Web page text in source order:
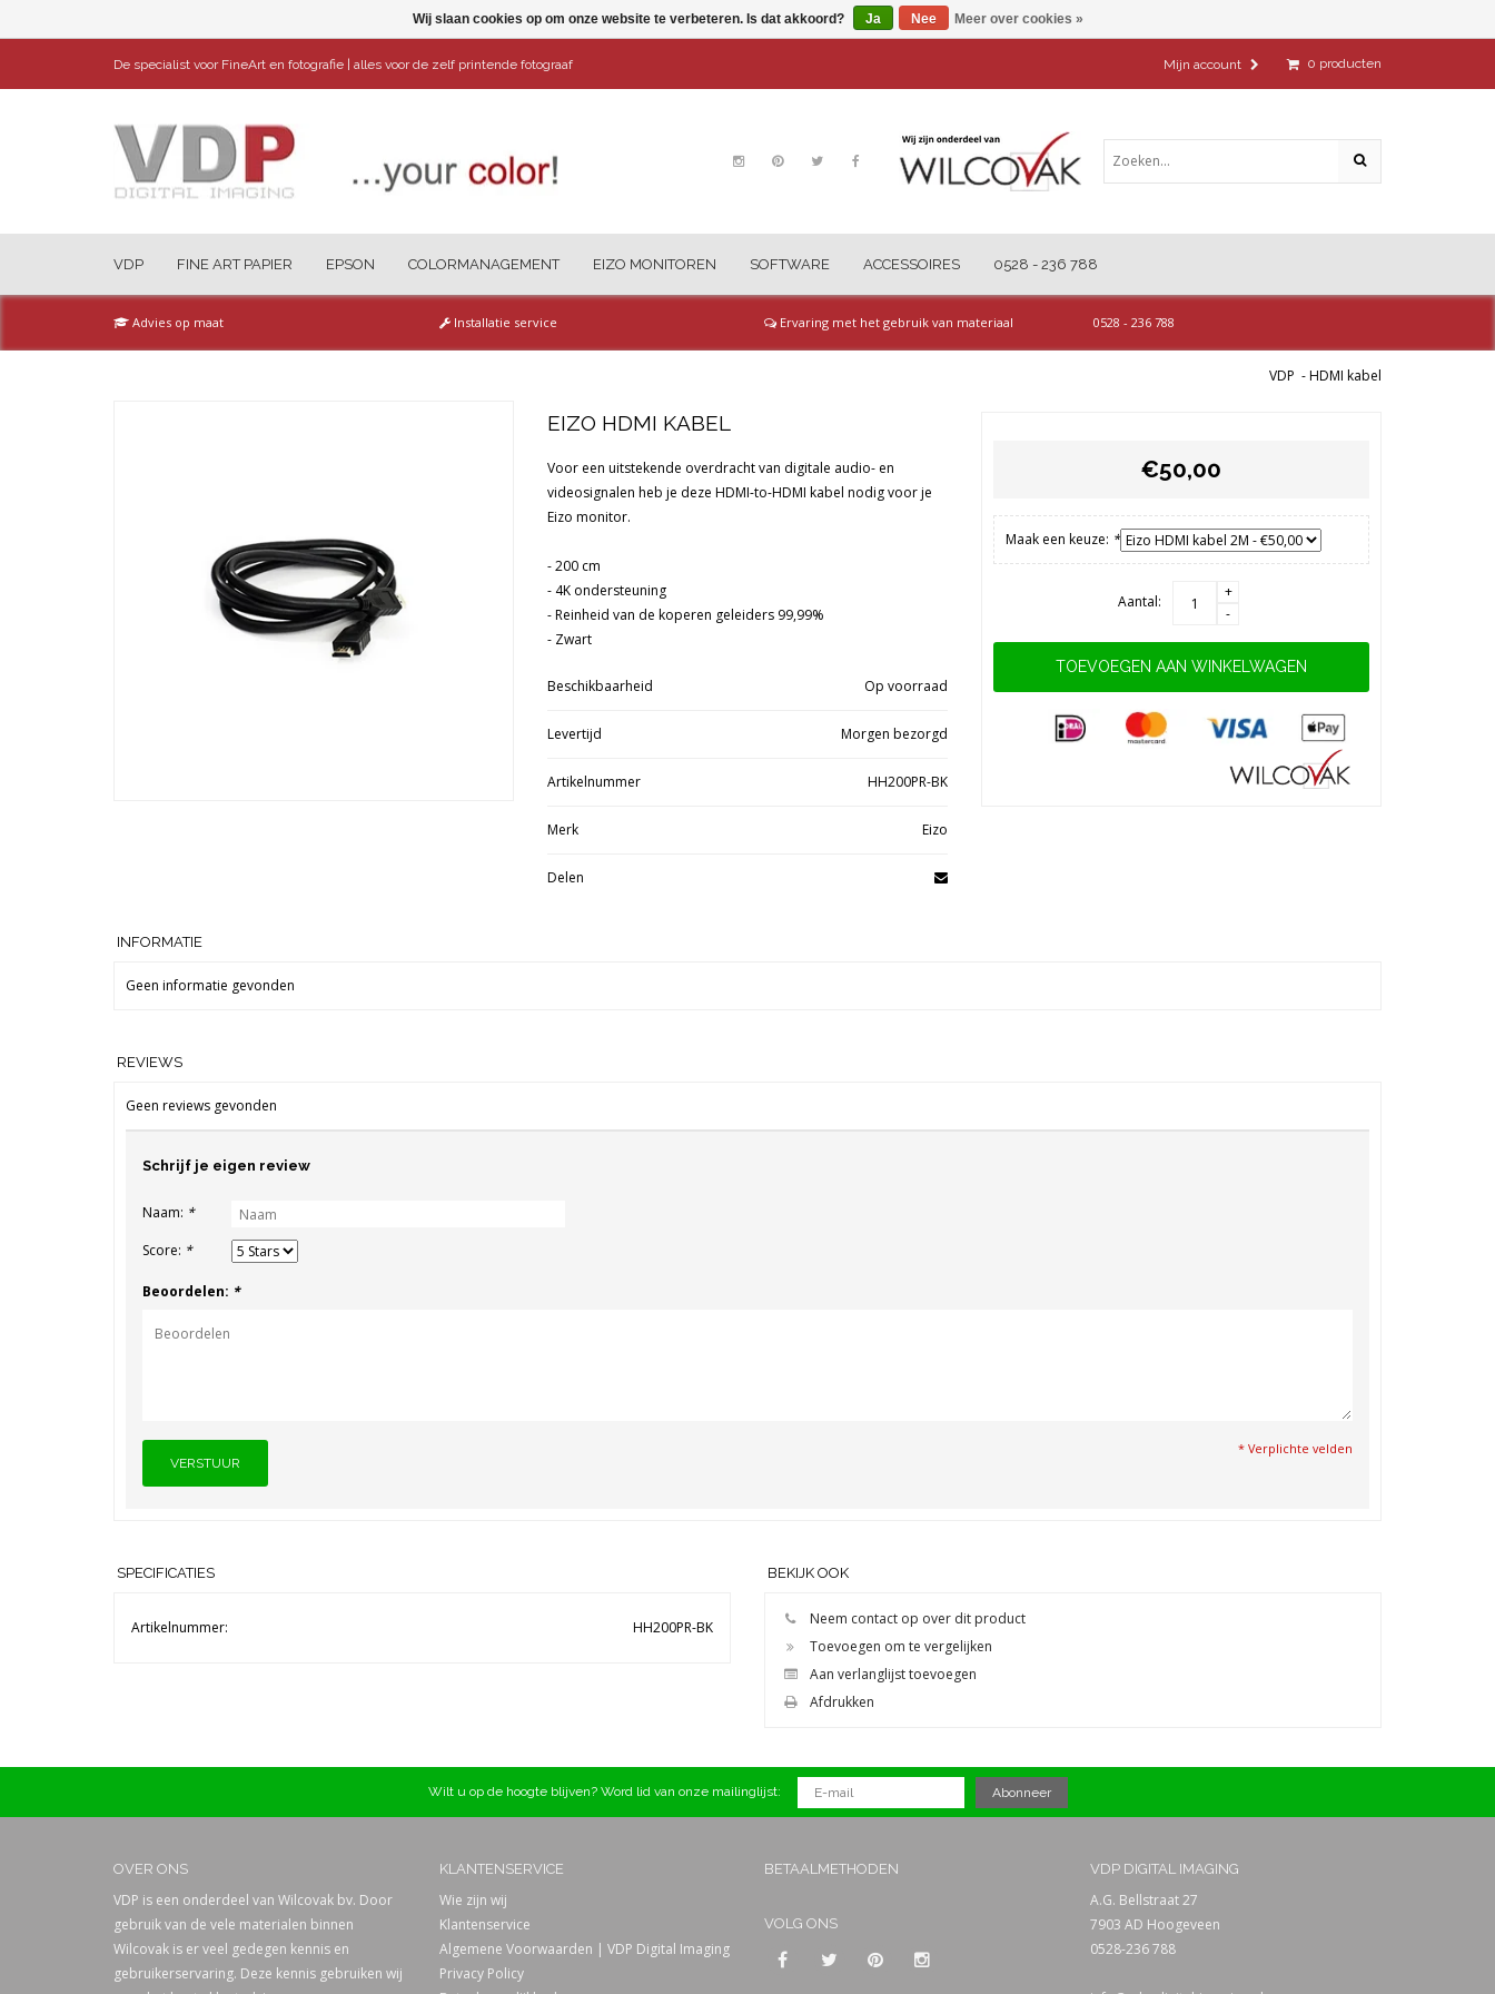
De specialist voor FineArt en fotografie | alles voor de zelf printende fotograaf 0 producten
Mijn account
VDP FINE ART PAPIER EPSON COLORMANAGEMENT EIZO MONITOREN SOFTWARE ACCESSOIRES 0528 - 236 788
Advies op maat Installatie service Ervaring met het gebruik van materiaal 0528 - 236 788
VDP -HDMI kabel
€50,00
Maak een keuze: *
Aantal:
+
-
TOEVOEGEN AAN WINKELWAGEN
EIZO HDMI KABEL
Voor een uitstekende overdracht van digitale audio- en
videosignalen heb je deze HDMI-to-HDMI kabel nodig voor je
Eizo monitor.
- 200 cm
- 4K ondersteuning
- Reinheid van de koperen geleiders 99,99%
- Zwart
Beschikbaarheid Op voorraad
Levertijd Morgen bezorgd
Artikelnummer HH200PR-BK
Merk Eizo
Delen
INFORMATIE
Geen informatie gevonden
REVIEWS
Geen reviews gevonden
Schrijf je eigen review
Naam: *
Score: *
Beoordelen: *
* Verplichte velden
VERSTUUR
SPECIFICATIES
Artikelnummer: HH200PR-BK
BEKIJK OOK
Neem contact op over dit product
Toevoegen om te vergelijken
Aan verlanglijst toevoegen
Afdrukken
Wilt u op de hoogte blijven? Word lid van onze mailinglijst:
OVER ONS
VDP is een onderdeel van Wilcovak bv. Door
gebruik van de vele materialen binnen
Wilcovak is er veel gedegen kennis en
gebruikerservaring. Deze kennis gebruiken wij
KLANTENSERVICE
Wie zijn wij
Klantenservice
Algemene Voorwaarden | VDP Digital Imaging
Privacy Policy
BETAALMETHODEN
VOLG ONS
VDP DIGITAL IMAGING
A.G. Bellstraat 27
7903 AD Hoogeveen
0528-236 788
Wij slaan cookies op om onze website te verbeteren. Is dat akkoord? Ja Nee Meer over cookies »